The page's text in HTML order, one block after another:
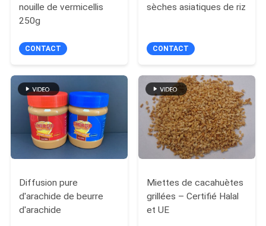
nouille de vermicellis
250g
CONTACT
sèches asiatiques de riz
CONTACT
Diffusion pure
d'arachide de beurre
d'arachide
Miettes de cacahuètes
grillées – Certifié Halal
et UE